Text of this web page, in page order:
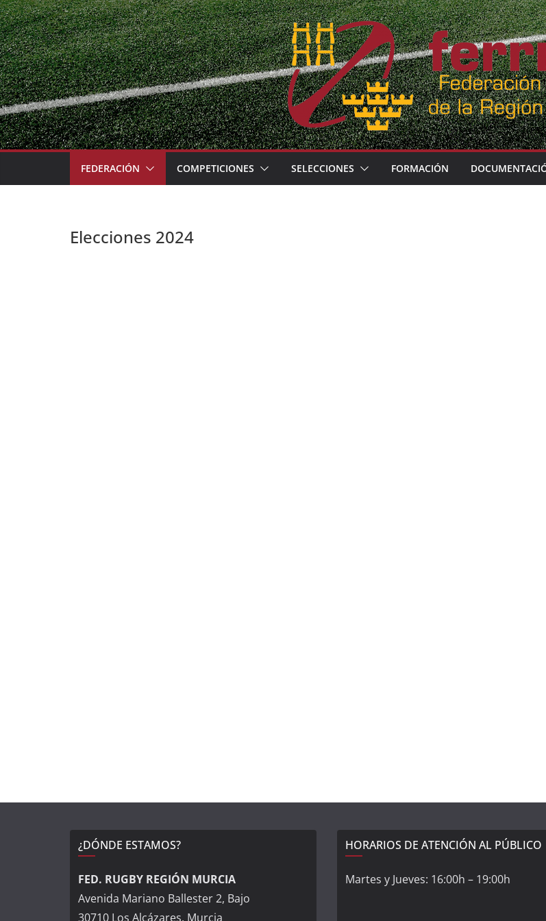
Skip
to
content
FEDERACIÓN COMPETICIONES SELECCIONES FORMACIÓN
Elecciones 2024
¿DÓNDE ESTAMOS?
FED. RUGBY REGIÓN MURCIA
Avenida Mariano Ballester 2, Bajo
30710 Los Alcázares, Murcia
HORARIOS DE ATENCIÓN AL PÚBLICO
Martes y Jueves: 16:00h – 19:00h